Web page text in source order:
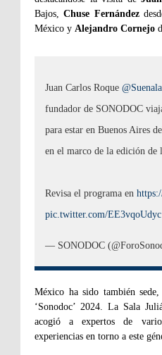
Bajos,Chuse Fernández
México y Alejandro Cornejo
Juan Carlos Roque
fundador de SONODOC
para estar en Buenos Aires
en el marco de la edición de
Revisa el programa en
pic.twitter.com/EE3vqoUdyc
— SONODOC
México ha sido también
‘Sonodoc’ 2024. La Sala
acogió a expertos de
experiencias en torno a este